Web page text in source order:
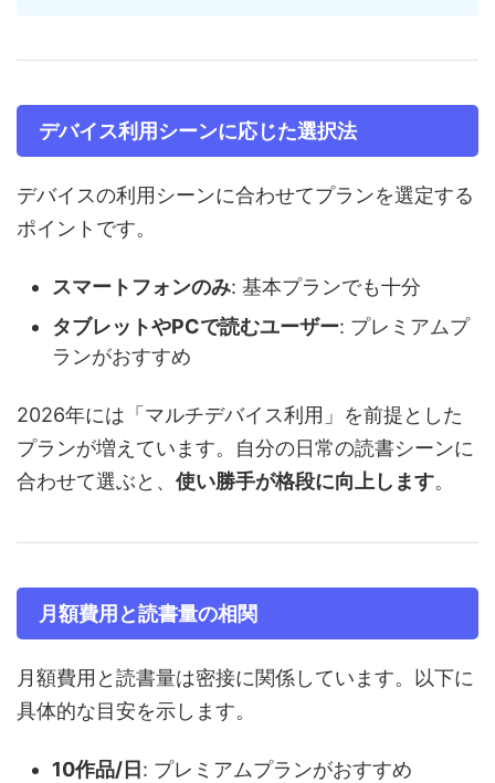
デバイス利用シーンに応じた選択法
デバイスの利用シーンに合わせてプランを選定する
ポイントです。
スマートフォンのみ: 基本プランでも十分
タブレットやPCで読むユーザー: プレミアムプ
ランがおすすめ
2026年には「マルチデバイス利用」を前提とした
プランが増えています。自分の日常の読書シーンに
合わせて選ぶと、 使い勝手が格段に向上します。
月額費用と読書量の相関
月額費用と読書量は密接に関係しています。以下に
具体的な目安を示します。
10作品/日 : プレミアムプランがおすすめ